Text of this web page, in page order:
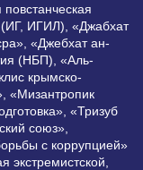
ИГИЛ), «Джабхат
«Джебхат ан-
(НБП), «Аль-
крымско-
«Мизантропик
«Тризуб
союз»,
с коррупцией»
экстремистской,